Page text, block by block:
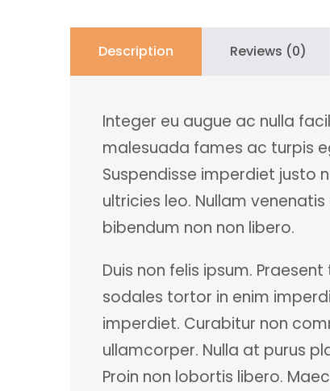
Description Reviews (0)
Integer eu augue ac nulla
malesuada fames ac turpis
Suspendisse imperdiet justo
ultricies leo. Nullam
bibendum non non libero.
Duis non felis ipsum.
sodales tortor in enim
imperdiet. Curabitur non
ullamcorper. Nulla at purus
Proin non lobortis libero.